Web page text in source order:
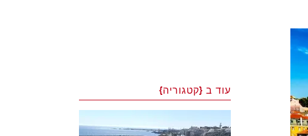
עוד ב {קטגוריה}